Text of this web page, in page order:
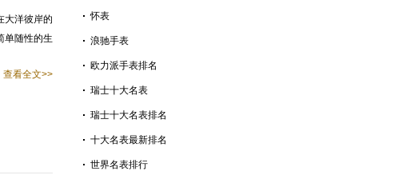
大洋彼岸的
单随性的生
查看全文>>
怀表
浪驰手表
欧力派手表排名
瑞士十大名表
瑞士十大名表排名
十大名表最新排名
世界名表排行